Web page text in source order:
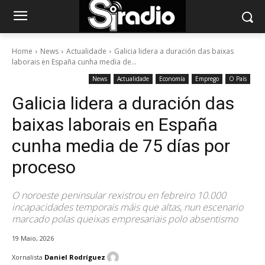
Home News Actualidade
Galicia lidera a duración das baixas
laborais en España cunha media de...
News Actualidade Economía Emprego O País
Galicia lidera a duración das
baixas laborais en España
cunha media de 75 días por
proceso
O noroeste peninsular rexistrou en febreiro 10.000
incapacidades temporais máis que altas, nun escenario
marcado polas queixas empresariais polo absentismo
19 Maio, 2026
Xornalista Daniel Rodríguez